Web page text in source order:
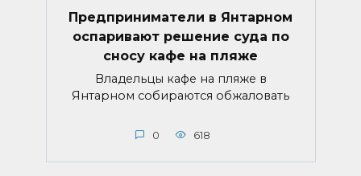
Предприниматели в Янтарном
оспаривают решение суда по
сносу кафе на пляже
Владельцы кафе на пляже в
Янтарном собираются обжаловать
0 618